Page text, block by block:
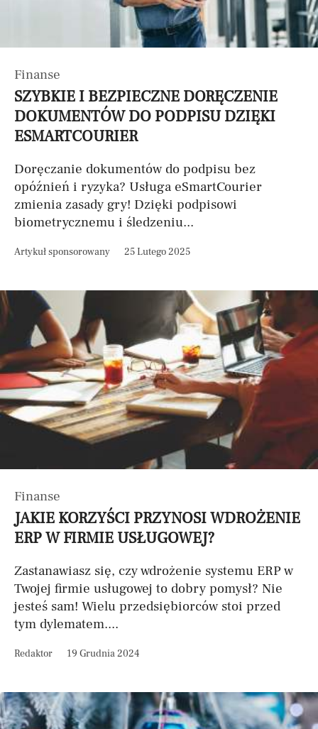
Finanse
SZYBKIE I BEZPIECZNE DORĘCZENIE
DOKUMENTÓW DO PODPISU DZIĘKI
ESMARTCOURIER
Doręczanie dokumentów do podpisu bez
opóźnień i ryzyka? Usługa eSmartCourier
zmienia zasady gry! Dzięki podpisowi
biometrycznemu i śledzeniu...
Artykuł sponsorowany 25 Lutego 2025
Finanse
JAKIE KORZYŚCI PRZYNOSI WDROŻENIE
ERP W FIRMIE USŁUGOWEJ?
Zastanawiasz się, czy wdrożenie systemu ERP w
Twojej firmie usługowej to dobry pomysł? Nie
jesteś sam! Wielu przedsiębiorców stoi przed
tym dylematem....
Redaktor 19 Grudnia 2024